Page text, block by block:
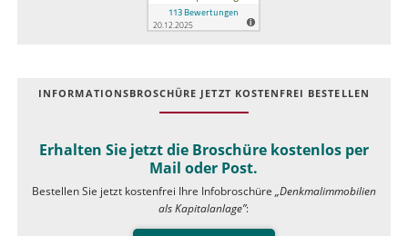
INFOR­MATIONS­BROSCHÜRE JETZT KOSTEN­FREI BESTELLEN
Erhalten Sie jetzt die Broschüre kostenlos per
Mail oder Post.
Bestellen Sie jetzt kostenfrei Ihre Infobroschüre „Denkmalimmobilien
als Kapitalanlage”: